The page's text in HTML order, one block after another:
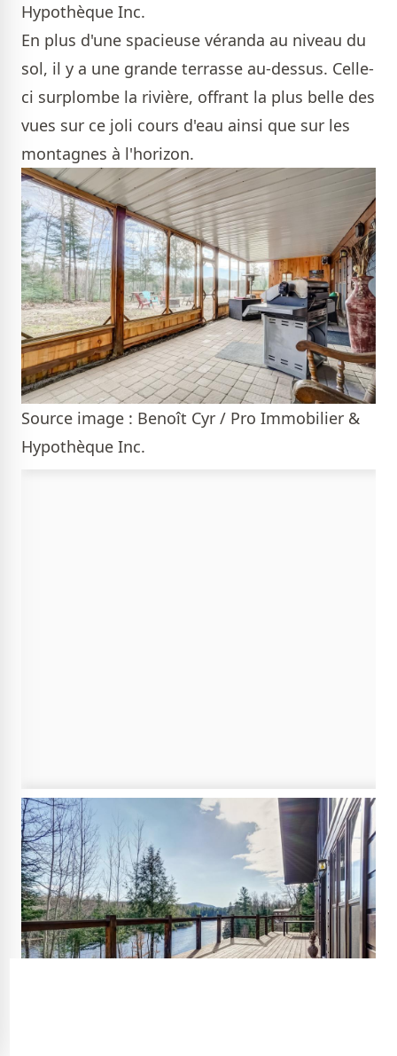
Hypothèque Inc.
En plus d'une spacieuse véranda au niveau du
sol, il y a une grande terrasse au-dessus. Celle-
ci surplombe la rivière, offrant la plus belle des
vues sur ce joli cours d'eau ainsi que sur les
montagnes à l'horizon.
Source image : Benoît Cyr / Pro Immobilier &
Hypothèque Inc.